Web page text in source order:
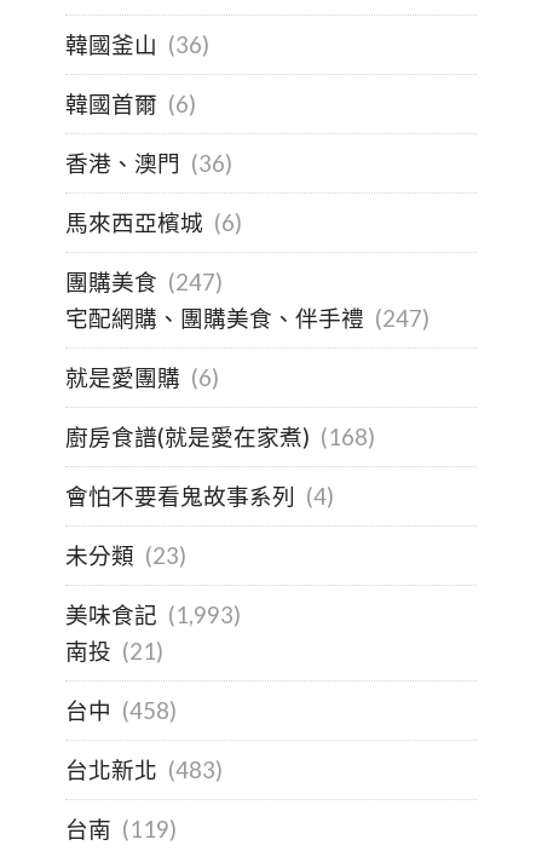
韓國釜山 (36)
韓國首爾 (6)
香港、澳門 (36)
馬來西亞檳城 (6)
團購美食 (247)
宅配網購、團購美食、伴手禮 (247)
就是愛團購 (6)
廚房食譜(就是愛在家煮) (168)
會怕不要看鬼故事系列 (4)
未分類 (23)
美味食記 (1,993)
南投 (21)
台中 (458)
台北新北 (483)
台南 (119)